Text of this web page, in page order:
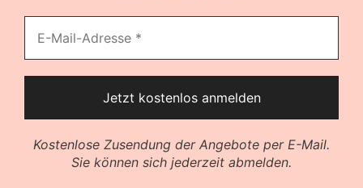
Kostenlose Zusendung der Angebote per E-Mail.
Sie können sich jederzeit abmelden.